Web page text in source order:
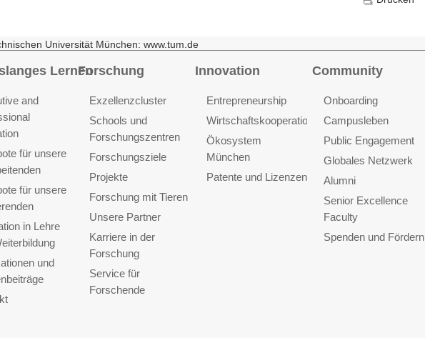
Universität München: www.tum.de
Lernen
and
für unsere
für unsere
in Lehre
und
Forschung
Exzellenzcluster
Schools und
Forschungszentren
Forschungsziele
Projekte
Forschung mit Tieren
Unsere Partner
Karriere in der
Forschung
Service für
Forschende
Innovation
Entrepreneurship
Wirtschaftskooperationen
Ökosystem
München
Patente und Lizenzen
Community
Onboarding
Campusleben
Public Engagement
Globales Netzwerk
Alumni
Senior Excellence
Faculty
Spenden und Fördern